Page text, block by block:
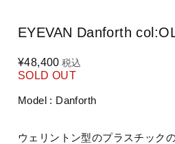
EYEVAN Danforth
¥48,400 税込
SOLD OUT
Model : Danforth
ウェリントン型のプラスチック